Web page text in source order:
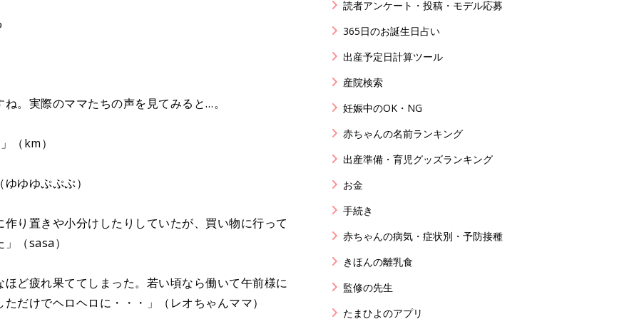
。実際のママたちの声を見てみると…。
（km）
ゆゆぷぷぷ）
り置きや小分けしたりしていたが、買い物に行って
（sasa）
ど疲れ果ててしまった。若い頃なら働いて午前様に
だけでヘロヘロに・・・」（レオちゃんママ）
読者アンケート・投稿・モデル応募
365日のお誕生日占い
出産予定日計算ツール
産院検索
妊娠中のOK・NG
赤ちゃんの名前ランキング
出産準備・育児グッズランキング
お金
手続き
赤ちゃんの病気・症状別・予防接種
きほんの離乳食
監修の先生
たまひよのアプリ